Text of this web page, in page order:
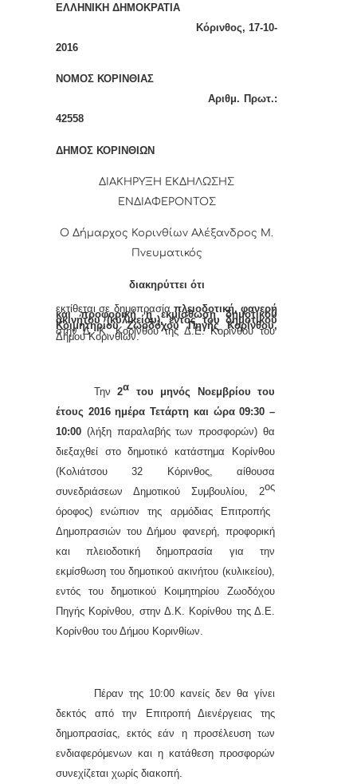
ΕΛΛΗΝΙΚΗ ΔΗΜΟΚΡΑΤΙΑ
Κόρινθος, 17-10-
2016
ΝΟΜΟΣ ΚΟΡΙΝΘΙΑΣ
Αριθμ. Πρωτ.:
42558
ΔΗΜΟΣ ΚΟΡΙΝΘΙΩΝ
ΔΙΑΚΗΡΥΞΗ ΕΚΔΗΛΩΣΗΣ
ΕΝΔΙΑΦΕΡΟΝΤΟΣ
Ο Δήμαρχος Κορινθίων Αλέξανδρος Μ.
Πνευματικός
διακηρύττει ότι
εκτίθεται σε δημοπρασία πλειοδοτική, φανερή
και προφορική η εκμίσθωση δημοτικού
ακινήτου (κυλικείου), εντός του δημοτικού
Κοιμητηρίου Ζωοδόχου Πηγής Κορίνθου,
στην Δ. Κ. Κορίνθου της Δ.Ε. Κορίνθου του
Δήμου Κορινθίων.
Την 2α του μηνός Νοεμβρίου του
έτους 2016 ημέρα Τετάρτη και ώρα 09:30 –
10:00 (λήξη παραλαβής των προσφορών) θα
διεξαχθεί στο δημοτικό κατάστημα Κορίνθου
(Κολιάτσου 32 Κόρινθος, αίθουσα
συνεδριάσεων Δημοτικού Συμβουλίου, 2ος
όροφος) ενώπιον της αρμόδιας Επιτροπής
Δημοπρασιών του Δήμου φανερή, προφορική
και πλειοδοτική δημοπρασία για την
εκμίσθωση του δημοτικού ακινήτου (κυλικείου),
εντός του δημοτικού Κοιμητηρίου Ζωοδόχου
Πηγής Κορίνθου, στην Δ.Κ. Κορίνθου της Δ.Ε.
Κορίνθου του Δήμου Κορινθίων
Πέραν της 10:00 κανείς δεν θα γίνει
δεκτός από την Επιτροπή Διενέργειας της
δημοπρασίας, εκτός εάν η προσέλευση των
ενδιαφερόμενων και η κατάθεση προσφορών
συνεχίζεται χωρίς διακοπή.